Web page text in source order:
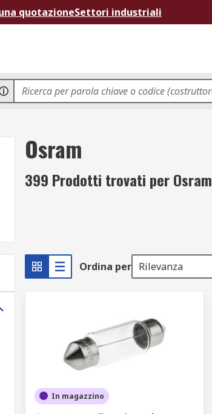
quotazioneSettori industriali
Osram
399 Prodotti trovati per Osram
Ordina per Rilevanza
In magazzino